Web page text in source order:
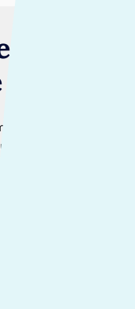
vous
DPC, vous
:
DPC
de passe
Mes actions de
– Entrer la
– Liste des